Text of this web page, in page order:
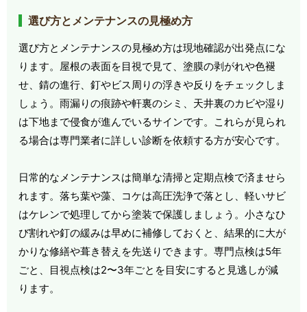
選び方とメンテナンスの見極め方
選び方とメンテナンスの見極め方は現地確認が出発点にな
ります。屋根の表面を目視で見て、塗膜の剥がれや色褪
せ、錆の進行、釘やビス周りの浮きや反りをチェックしま
しょう。雨漏りの痕跡や軒裏のシミ、天井裏のカビや湿り
は下地まで侵食が進んでいるサインです。これらが見られ
る場合は専門業者に詳しい診断を依頼する方が安心です。
日常的なメンテナンスは簡単な清掃と定期点検で済ませら
れます。落ち葉や藻、コケは高圧洗浄で落とし、軽いサビ
はケレンで処理してから塗装で保護しましょう。小さなひ
び割れや釘の緩みは早めに補修しておくと、結果的に大が
かりな修繕や葺き替えを先送りできます。専門点検は5年
ごと、目視点検は2〜3年ごとを目安にすると見逃しが減
ります。